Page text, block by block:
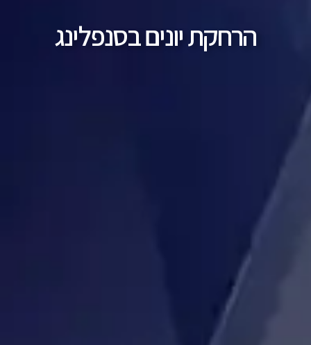
הרחקת יונים בסנפלינג